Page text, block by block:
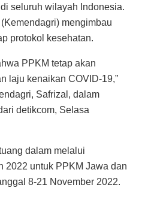
seluruh wilayah Indonesia.
mengimbau
protokol kesehatan.
PPKM tetap akan
laju kenaikan COVID-19,”
Safrizal, dalam
detikcom, Selasa
dalam melalui
2022 untuk PPKM Jawa dan
8-21 November 2022.